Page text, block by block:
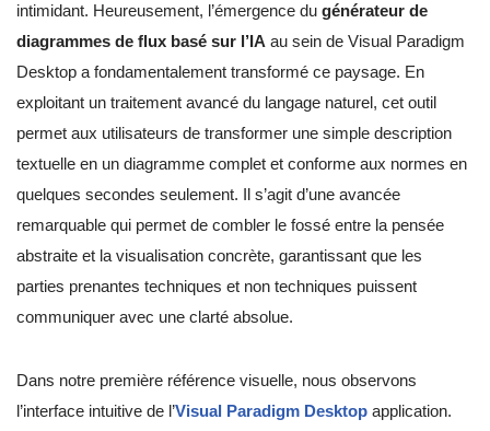
intimidant. Heureusement, l’émergence du générateur de
diagrammes de flux basé sur l’IA au sein de Visual Paradigm
Desktop a fondamentalement transformé ce paysage. En
exploitant un traitement avancé du langage naturel, cet outil
permet aux utilisateurs de transformer une simple description
textuelle en un diagramme complet et conforme aux normes en
quelques secondes seulement. Il s’agit d’une avancée
remarquable qui permet de combler le fossé entre la pensée
abstraite et la visualisation concrète, garantissant que les
parties prenantes techniques et non techniques puissent
communiquer avec une clarté absolue.
Dans notre première référence visuelle, nous observons
l’interface intuitive de l’Visual Paradigm Desktop application.